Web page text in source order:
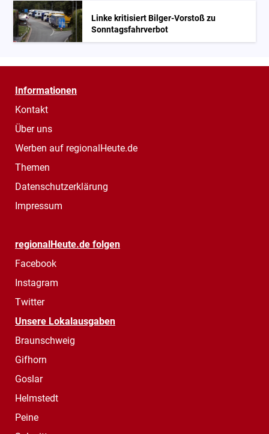
Linke kritisiert Bilger-Vorstoß zu
Sonntagsfahrverbot
Informationen
Kontakt
Über uns
Werben auf regionalHeute.de
Themen
Datenschutzerklärung
Impressum
regionalHeute.de folgen
Facebook
Instagram
Twitter
Unsere Lokalausgaben
Braunschweig
Gifhorn
Goslar
Helmstedt
Peine